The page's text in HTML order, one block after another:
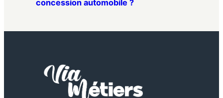
concession automobile ?